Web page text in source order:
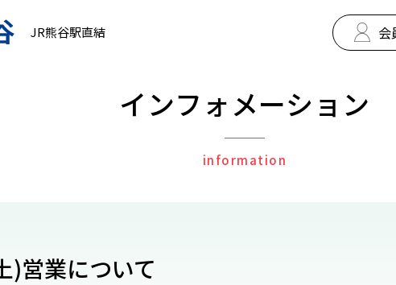
JR熊谷駅直結 会
インフォメーション
information
)営業について